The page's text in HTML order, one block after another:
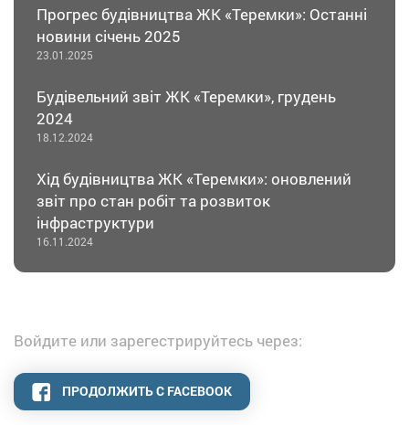
Прогрес будівництва ЖК «Теремки»: Останні
новини січень 2025
23.01.2025
Будівельний звіт ЖК «Теремки», грудень
2024
18.12.2024
Хід будівництва ЖК «Теремки»: оновлений
звіт про стан робіт та розвиток
інфраструктури
16.11.2024
Войдите или зарегестрируйтесь через:
ПРОДОЛЖИТЬ С FACEBOOK